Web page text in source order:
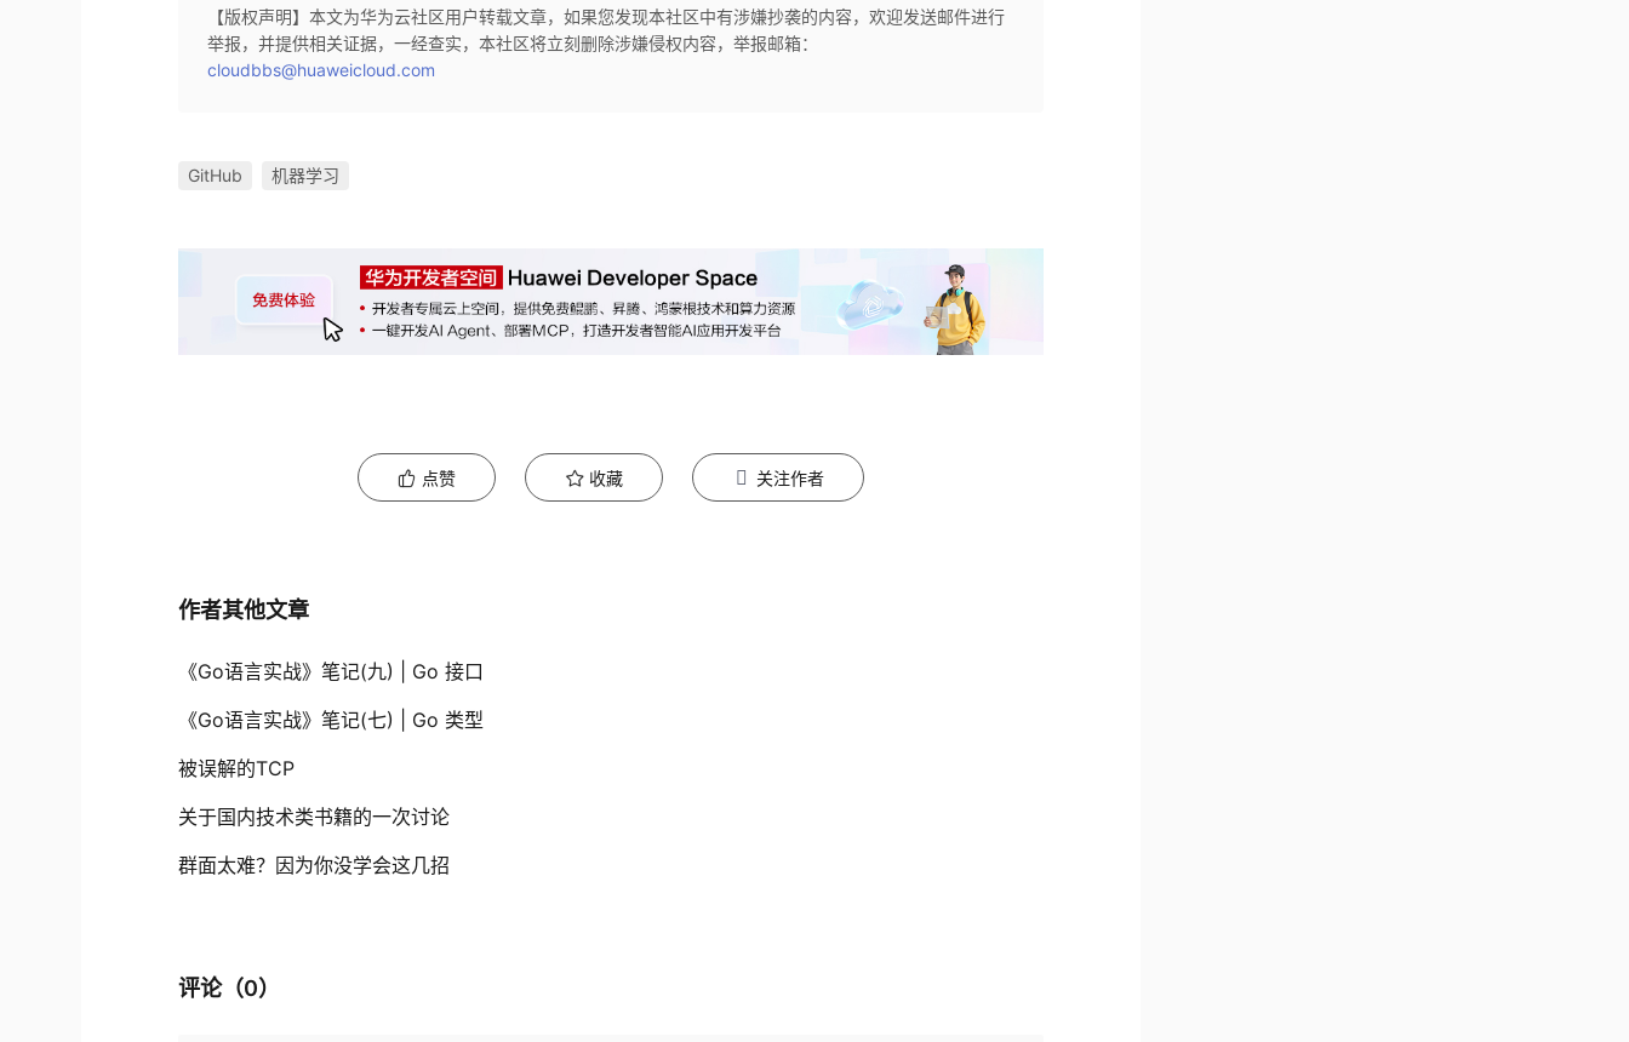
【版权声明】本文为华为云社区用户转载文章，如果您发现本社区中有涉嫌抄袭的内容，欢迎发送邮件进行
举报，并提供相关证据，一经查实，本社区将立刻删除涉嫌侵权内容，举报邮箱：
cloudbbs@huaweicloud.com
GitHub 机器学习
点赞 收藏 关注作者
作者其他文章
《Go语言实战》笔记(九) | Go 接口
《Go语言实战》笔记(七) | Go 类型
被误解的TCP
关于国内技术类书籍的一次讨论
群面太难？因为你没学会这几招
评论（0）